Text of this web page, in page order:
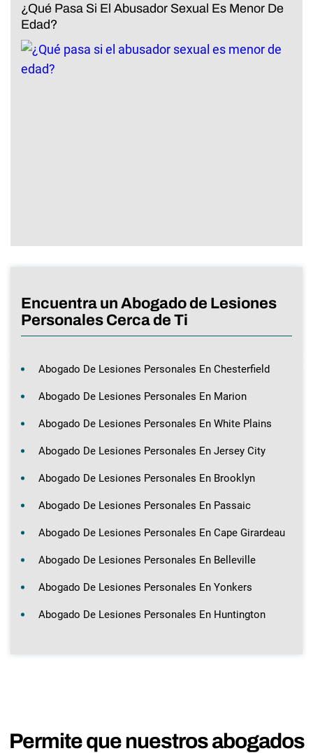
¿Qué Pasa Si El Abusador Sexual Es Menor De
Edad?
Encuentra un Abogado de Lesiones
Personales Cerca de Ti
Abogado De Lesiones Personales En Chesterfield
Abogado De Lesiones Personales En Marion
Abogado De Lesiones Personales En White Plains
Abogado De Lesiones Personales En Jersey City
Abogado De Lesiones Personales En Brooklyn
Abogado De Lesiones Personales En Passaic
Abogado De Lesiones Personales En Cape Girardeau
Abogado De Lesiones Personales En Belleville
Abogado De Lesiones Personales En Yonkers
Abogado De Lesiones Personales En Huntington
Permite que nuestros abogados